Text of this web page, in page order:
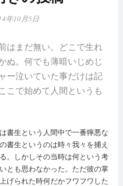
年10月5日
はまだ無い。どこで生れ
ぬ。何でも薄暗いじめじ
ー泣いていた事だけは記
こで始めて人間というも
書生という人間中で一番獰悪な
書生というのは時々我々を捕え
。しかしその当時は何という考
とも思わなかった。ただ彼の掌
げられた時何だかフワフワした